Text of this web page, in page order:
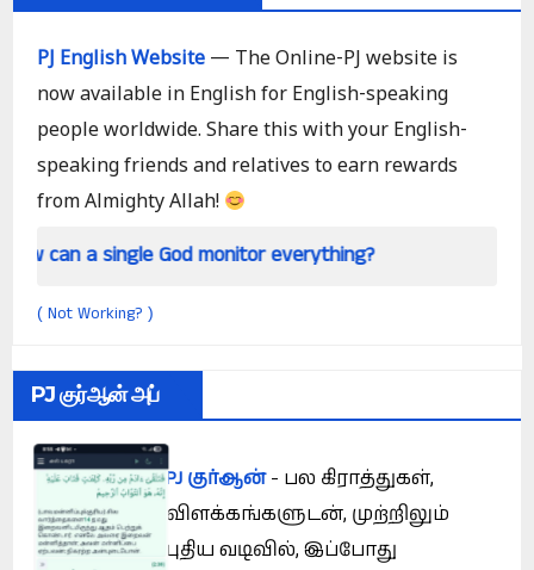
PJ English Website — The Online-PJ website is
now available in English for English-speaking
people worldwide. Share this with your English-
speaking friends and relatives to earn rewards
from Almighty Allah!
God monitor everything?
( Not Working? )
PJ குர்ஆன் அப்
PJ குர்ஆன்- பல கிராத்துகள்,
விளக்கங்களுடன், முற்றிலும்
புதிய வடிவில், இப்போது